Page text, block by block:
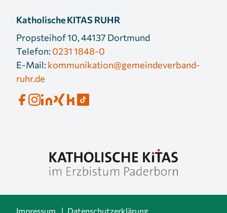
Katholische KITAS RUHR
Propsteihof 10, 44137 Dortmund
Telefon:0231 1848-0
E-Mail:kommunikation@gemeindeverband-
ruhr.de
Impressum Datenschutzerklärung